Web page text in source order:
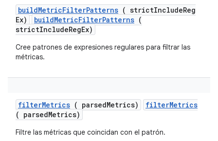
buildMetricFilterPatterns ( strictIncludeReg
Ex)
buildMetricFilterPatterns (
strictIncludeRegEx)
Cree patrones de expresiones regulares para filtrar las
métricas.
filterMetrics ( parsedMetrics)
filterMetrics
( parsedMetrics)
Filtre las métricas que coincidan con el patrón.